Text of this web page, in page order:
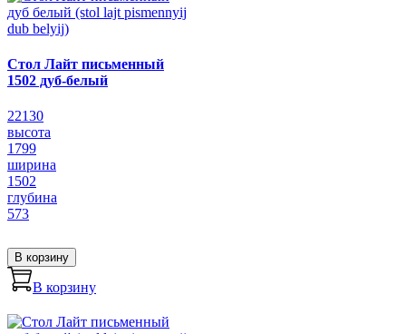
Стол Лайт письменный
1502 дуб-белый
22130
высота
1799
ширина
1502
глубина
573
В корзину
В корзину